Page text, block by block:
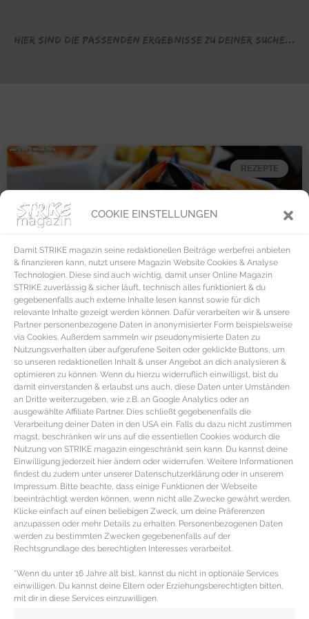
COOKIE EINSTELLUNGEN
Damit STRIKE magazin seine redaktionellen Beiträge werbefrei anbieten
& finanzieren kann, nutzt unsere Magazin Website Cookies & Analyse
Technologien. Diese sind auch wichtig, damit unser Online Magazin
STRIKE zuverlässig & sicher läuft, technisch alles funktioniert & du
gegebenenfalls auch externe Inhalte lesen kannst sowie für dich
relevante Inhalte gezeigt werden können. Dafür verarbeiten wir & unsere
Partner personenbezogene Daten in anonymisierter Form beispielsweise
via Cookies. Außerdem sammeln wir pseudonymisierte Daten zu
Nutzungsverhalten über aufgerufene Seiten oder geklickte Buttons, um
so unseren redaktionellen Inhalt & unser Angebot an dich analysieren &
optimieren zu können. Wenn du hierzu widerruflich einwilligst, bist du
damit einverstanden & erlaubst uns auch, diese Daten unter Umständen
an Dritte weiterzugeben, wie z.B. an Google Analytics oder an
ausgewählte Affiliate Partner. Dies schließt gegebenenfalls die
Verarbeitung deiner Daten in den USA ein. Falls du dazu nicht zustimmen
magst, beschränken wir uns auf die essentiellen Cookies wodurch die
Nutzung von STRIKE magazin eingeschränkt sein kann. Du kannst deine
Einwilligung jederzeit hier ändern oder widerrufen. Weitere Informationen
findest du zudem unter unserer Datenschutzerklärung oder in unserem
Impressum. Bitte beachte, dass einige Funktionen der Webseite
beeinträchtigt werden können, wenn nicht alle Zwecke gewährt werden.
Klicke einfach auf einen beliebigen Zweck, um deine Präferenzen
anzupassen oder mehr Details zu erhalten. Personenbezogenen Daten
werden zu bestimmten Zwecken gegebenenfalls auf der
Rechtsgrundlage des berechtigten Interesses verarbeitet.
*Wenn du unter 16 Jahre alt bist, kannst du nicht in optionale Services
einwilligen. Du kannst deine Eltern oder Erziehungsberechtigten bitten,
mit dir in diese Services einzuwilligen.
Hier sind die passenden Ergebnisse zu deiner Suche...
REZEPTE
REZEPT – Fischsuppe mit Muscheln &
Scampi
REZEPT FÜR SCHNELLE FISCHSUPPE ZUTATEN FÜR
DIE FISCHSUPPE MIT MIESMUSCHELN circa 100gr rote
Meerbarbe circa 100gr Lachsfilet 200gr Miesmuscheln
200gr